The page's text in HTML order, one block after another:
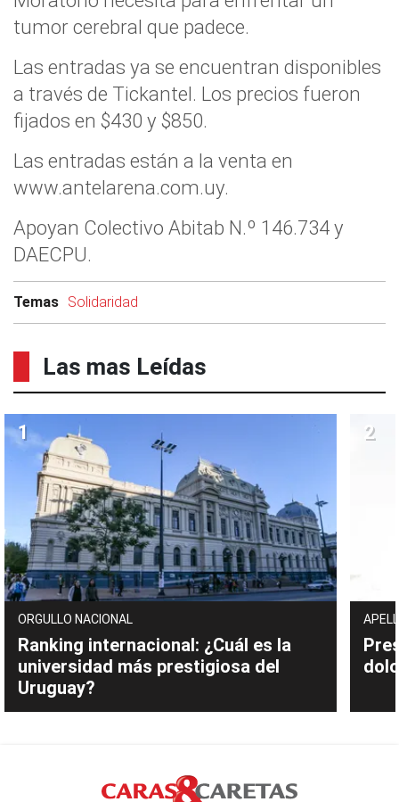
tumor cerebral que padece.
Las entradas ya se encuentran disponibles
a través de Tickantel. Los precios fueron
fijados en $430 y $850.
Las entradas están a la venta en
www.antelarena.com.uy.
Apoyan Colectivo Abitab N.º 146.734 y
DAECPU.
Temas Solidaridad
Las mas Leídas
ORGULLO NACIONAL
Ranking internacional: ¿Cuál es la
universidad más prestigiosa del
Uruguay?